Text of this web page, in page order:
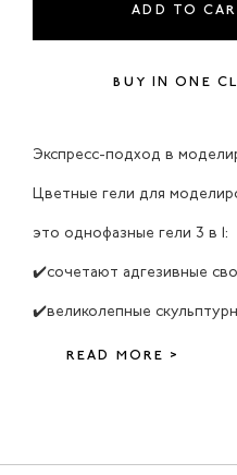
ADD TO
BUY IN ONE
Экспресс-подход в
Цветные гели для
это однофазные гели 3 в 1:
✔️сочетают адгезивные
✔️великолепные
READ MORE >